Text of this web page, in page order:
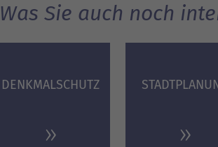
Was Sie auch noch
DENKMALSCHUTZ